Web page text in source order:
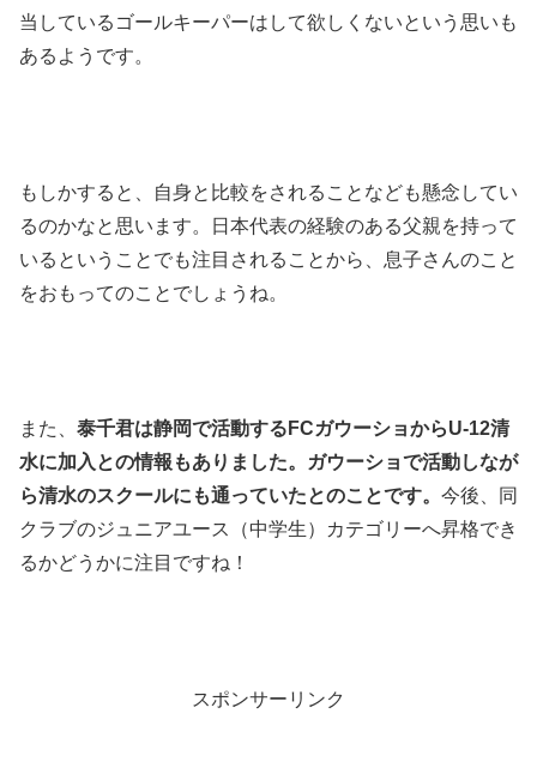
当しているゴールキーパーはして欲しくないという思いも
あるようです。
もしかすると、自身と比較をされることなども懸念してい
るのかなと思います。日本代表の経験のある父親を持って
いるということでも注目されることから、息子さんのこと
をおもってのことでしょうね。
また、 泰千君は静岡で活動するFCガウーショからU-12清
水に加入との情報もありました。ガウーショで活動しなが
ら清水のスクールにも通っていたとのことです。 今後、同
クラブのジュニアユース（中学生）カテゴリーへ昇格でき
るかどうかに注目ですね！
スポンサーリンク